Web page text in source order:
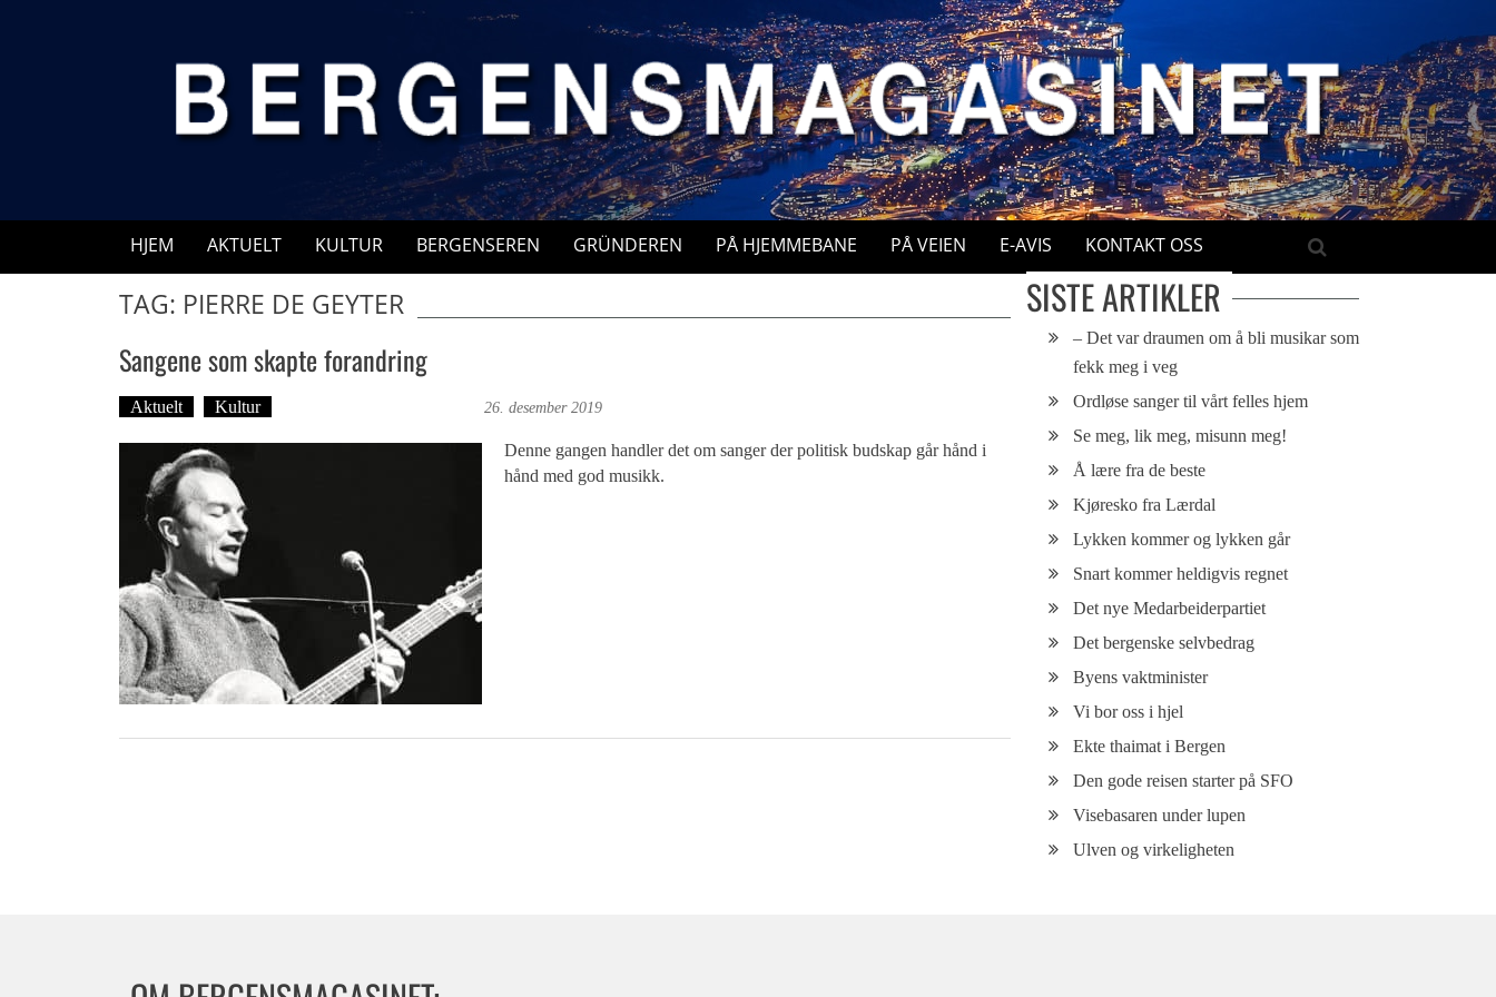
HJEM AKTUELT KULTUR BERGENSEREN GRÜNDEREN PÅ HJEMMEBANE PÅ VEIEN E-AVIS KONTAKT OSS
TAG: PIERRE DE GEYTER
Sangene som skapte forandring
Aktuelt Kultur 26. desember 2019
Denne gangen handler det om sanger der politisk budskap går hånd i
hånd med god musikk.
SISTE ARTIKLER
– Det var draumen om å bli musikar som
fekk meg i veg
Ordløse sanger til vårt felles hjem
Se meg, lik meg, misunn meg!
Å lære fra de beste
Kjøresko fra Lærdal
Lykken kommer og lykken går
Snart kommer heldigvis regnet
Det nye Medarbeiderpartiet
Det bergenske selvbedrag
Byens vaktminister
Vi bor oss i hjel
Ekte thaimat i Bergen
Den gode reisen starter på SFO
Visebasaren under lupen
Ulven og virkeligheten